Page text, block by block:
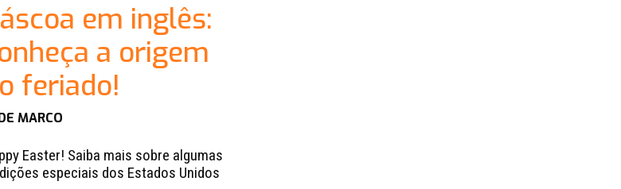
em inglês:
a origem
feriado!
MARCO
Easter! Saiba mais sobre algumas
especiais dos Estados Unidos